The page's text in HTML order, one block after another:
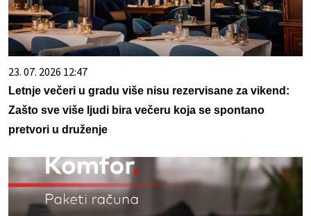
23. 07. 2026 12:47
Letnje večeri u gradu više nisu rezervisane za vikend:
Zašto sve više ljudi bira večeru koja se spontano
pretvori u druženje